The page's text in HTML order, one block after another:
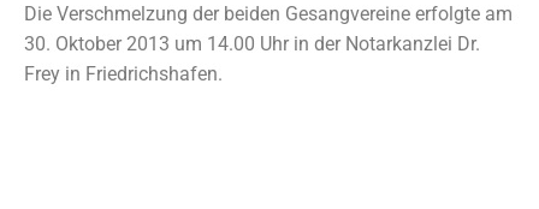
Die Verschmelzung der beiden Gesangvereine erfolgte am
30. Oktober 2013 um 14.00 Uhr in der Notarkanzlei Dr.
Frey in Friedrichshafen.